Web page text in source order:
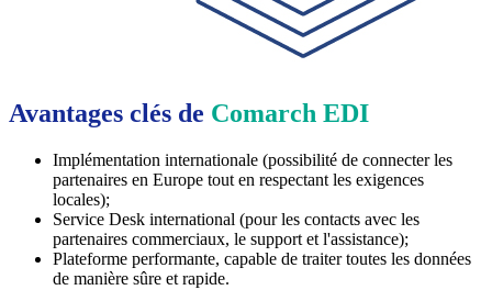
Avantages clés de Comarch EDI
Implémentation internationale (possibilité de connecter les
partenaires en Europe tout en respectant les exigences
locales);
Service Desk international (pour les contacts avec les
partenaires commerciaux, le support et l'assistance);
Plateforme performante, capable de traiter toutes les données
de manière sûre et rapide.